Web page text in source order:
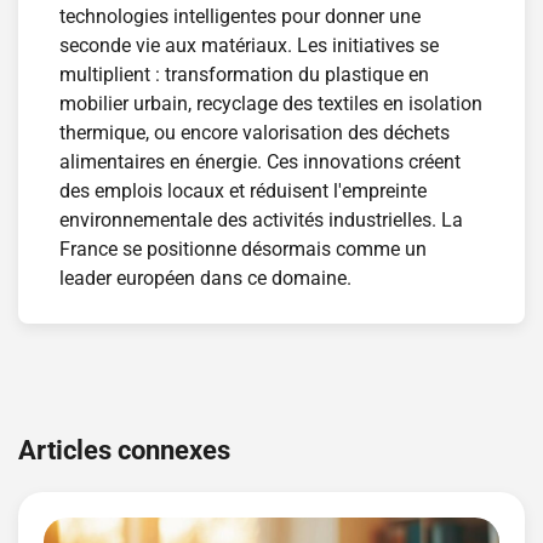
technologies intelligentes pour donner une
seconde vie aux matériaux. Les initiatives se
multiplient : transformation du plastique en
mobilier urbain, recyclage des textiles en isolation
thermique, ou encore valorisation des déchets
alimentaires en énergie. Ces innovations créent
des emplois locaux et réduisent l'empreinte
environnementale des activités industrielles. La
France se positionne désormais comme un
leader européen dans ce domaine.
de
Articles connexes